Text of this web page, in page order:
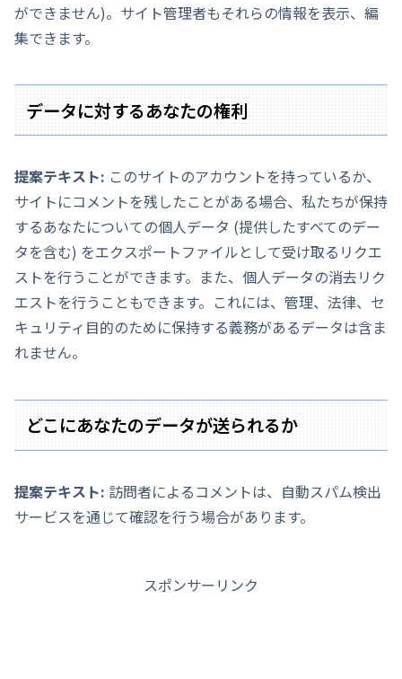
ができません)。サイト管理者もそれらの情報を表示、編
集できます。
データに対するあなたの権利
提案テキスト: このサイトのアカウントを持っているか、
サイトにコメントを残したことがある場合、私たちが保持
するあなたについての個人データ (提供したすべてのデー
タを含む) をエクスポートファイルとして受け取るリクエ
ストを行うことができます。また、個人データの消去リク
エストを行うこともできます。これには、管理、法律、セ
キュリティ目的のために保持する義務があるデータは含ま
れません。
どこにあなたのデータが送られるか
提案テキスト: 訪問者によるコメントは、自動スパム検出
サービスを通じて確認を行う場合があります。
スポンサーリンク